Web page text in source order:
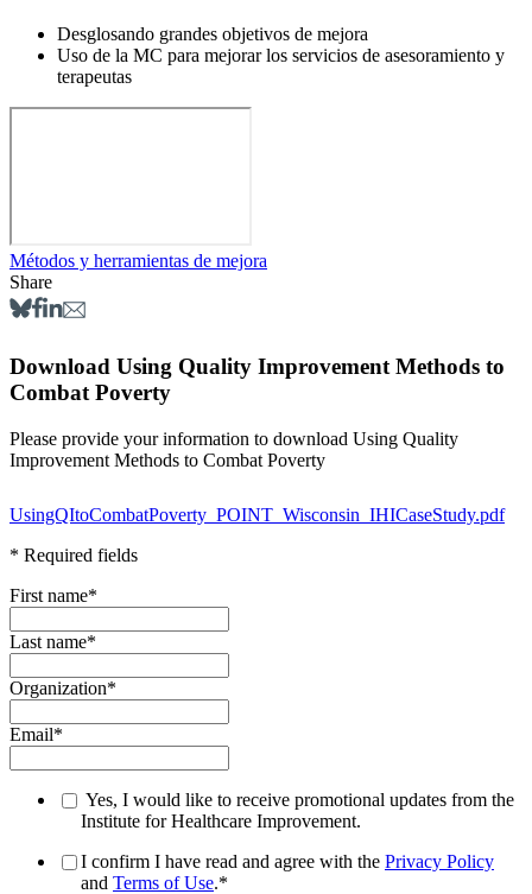
Desglosando grandes objetivos de mejora
Uso de la MC para mejorar los servicios de asesoramiento y
terapeutas
Métodos y herramientas de mejora
Share
Download Using Quality Improvement Methods to
Combat Poverty
Please provide your information to download Using Quality
Improvement Methods to Combat Poverty
UsingQItoCombatPoverty_POINT_Wisconsin_IHICaseStudy.pdf
* Required fields
First name*
Last name*
Organization*
Email*
Yes, I would like to receive promotional updates from the
Institute for Healthcare Improvement.
I confirm I have read and agree with the Privacy Policy
and Terms of Use.*